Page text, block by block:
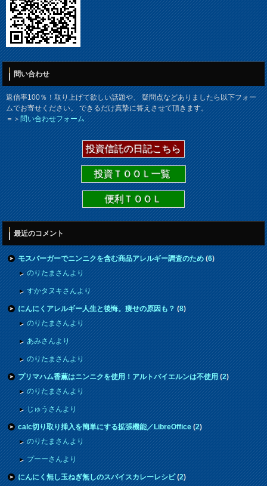
問い合わせ
返信率100％！取り上げて欲しい話題や、 疑問点などありましたら以下フォー
ムでお寄せください。 できるだけ真摯に答えさせて頂きます。
＝＞問い合わせフォーム
投資信託の日記こちら
投資ＴＯＯＬ一覧
便利ＴＯＯＬ
最近のコメント
モスバーガーでニンニクを含む商品アレルギー調査のため(6)
のりたまさんより
すかタヌキさんより
にんにくアレルギー人生と後悔。痩せの原因も？(8)
のりたまさんより
あみさんより
のりたまさんより
プリマハム香薫はニンニクを使用！アルトバイエルンは不使用(2)
のりたまさんより
じゅうさんより
calc切り取り挿入を簡単にする拡張機能／LibreOffice(2)
のりたまさんより
プーーさんより
にんにく無し玉ねぎ無しのスパイスカレーレシピ(2)